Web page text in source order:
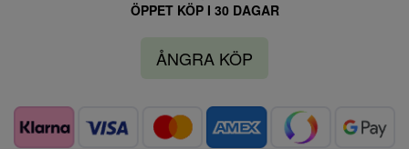
ÖPPET KÖP I 30 DAGAR
ÅNGRA KÖP